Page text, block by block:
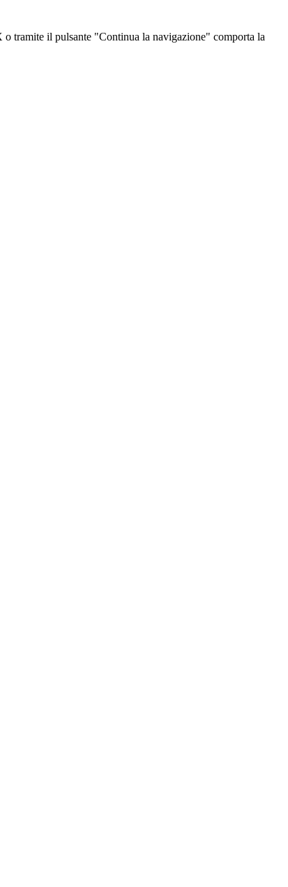
tramite il pulsante "Continua la navigazione" comporta la